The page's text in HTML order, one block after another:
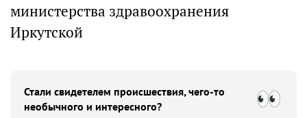
министерства здравоохранения
Иркутской
Стали свидетелем происшествия, чего-то
необычного и интересного?